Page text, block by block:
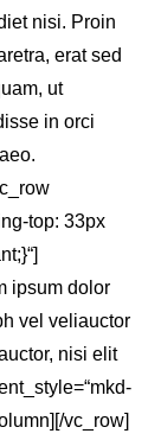
nisi. Proin
erat sed
ut
in orci
top: 33px
ipsum dolor
vel veliauctor
nisi elit
vc_row]